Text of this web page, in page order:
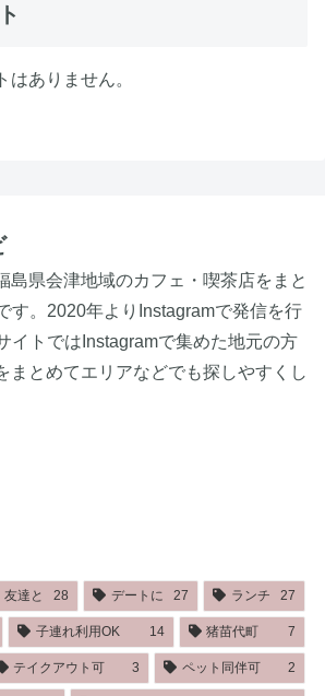
はありません。
島県会津地域のカフェ・喫茶店をまと
す。2020年よりInstagramで発信を行
イトではInstagramで集めた地元の方
まとめてエリアなどでも探しやすくし
友達と 28 デートに 27 ランチ 27
子連れ利用OK 14 猪苗代町 7
テイクアウト可 3 ペット同伴可 2